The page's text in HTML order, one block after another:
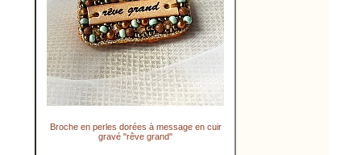
Broche en perles dorées à message en cuir
gravé "rêve grand"